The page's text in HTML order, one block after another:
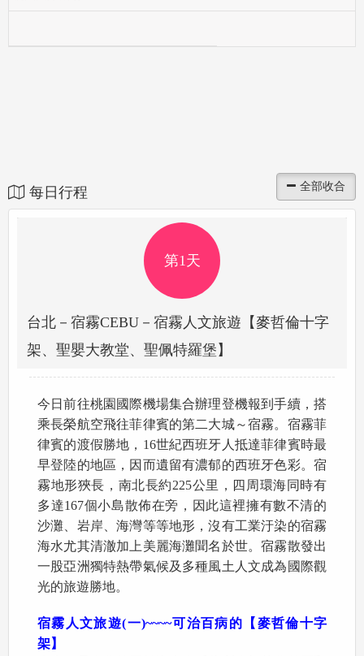
每日行程
第1天
台北－宿霧CEBU－宿霧人文旅遊【麥哲倫十字
架、聖嬰大教堂、聖佩特羅堡】
今日前往桃園國際機場集合辦理登機報到手續，搭
乘長榮航空飛往菲律賓的第二大城～宿霧。宿霧菲
律賓的渡假勝地，16世紀西班牙人抵達菲律賓時最
早登陸的地區，因而遺留有濃郁的西班牙色彩。宿
霧地形狹長，南北長約225公里，四周環海同時有
多達167個小島散佈在旁，因此這裡擁有數不清的
沙灘、岩岸、海灣等等地形，沒有工業汙染的宿霧
海水尤其清澈加上美麗海灘聞名於世。宿霧散發出
一股亞洲獨特熱帶氣候及多種風土人文成為國際觀
光的旅遊勝地。
宿霧人文旅遊(一)~~~~可治百病的【麥哲倫十字
架】